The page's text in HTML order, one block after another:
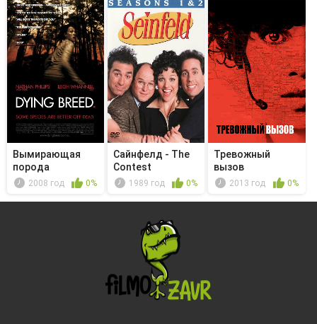
Вымирающая
порода
2008 год 0%
Сайнфелд - The
Contest
1989 год 0%
Тревожный
вызов
2013 год 0%